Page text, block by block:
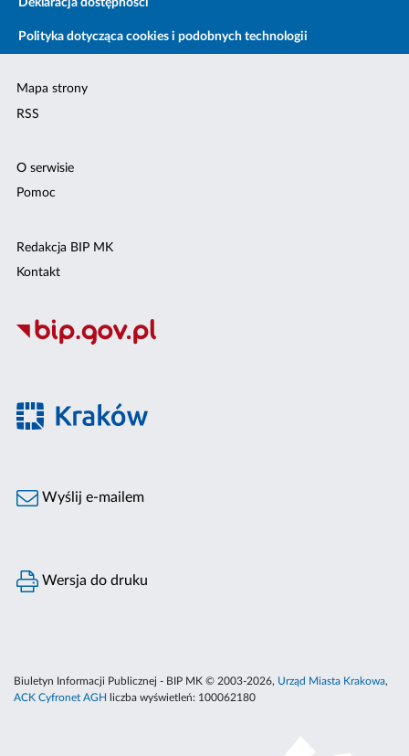
Deklaracja dostępności
Polityka dotycząca cookies i podobnych technologii
Mapa strony
RSS
O serwisie
Pomoc
Redakcja BIP MK
Kontakt
Wyślij e-mailem
Wersja do druku
Biuletyn Informacji Publicznej - BIP MK © 2003-2026, Urząd Miasta Krakowa,
ACK Cyfronet AGH
liczba wyświetleń: 100062180